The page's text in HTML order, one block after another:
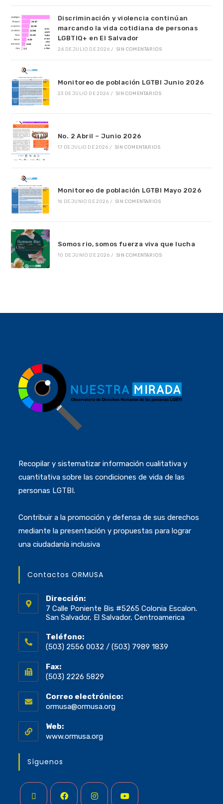
Discriminación y violencia continúan
marcando la vida cotidiana de personas
LGBTIQ+ en El Salvador
24 DE JULIO DE 2026 / SIN COMENTARIOS
Monitoreo de población LGTBI Junio 2026
23 DE JULIO DE 2026 / SIN COMENTARIOS
No. 2 Abril – Junio 2026
17 DE JULIO DE 2026 / SIN COMENTARIOS
Monitoreo de población LGTBI Mayo 2026
16 DE JUNIO DE 2026 / SIN COMENTARIOS
Somos rio, somos fuerza viva que lucha
10 DE JUNIO DE 2026 / SIN COMENTARIOS
Recopilar y sistematizar información cualitativa y
cuantitativa sobre las condiciones de vida de las
personas LGTBI.
Contribuir a la promoción y defensa de sus derechos
mediante la presentación y propuestas para lograr
una ciudadanía inclusiva
Contactos ORMUSA
Dirección:
7 Calle Poniente Bis #5265 Colonia Escalon.
San Salvador, El Salvador, Centroamerica
Teléfono:
(503) 2556 0032 / (503) 7989 1839
Fax:
(503) 2226 5829
Correo electrónico:
ormusa@ormusa.org
Web:
www.ormusa.org
Síguenos